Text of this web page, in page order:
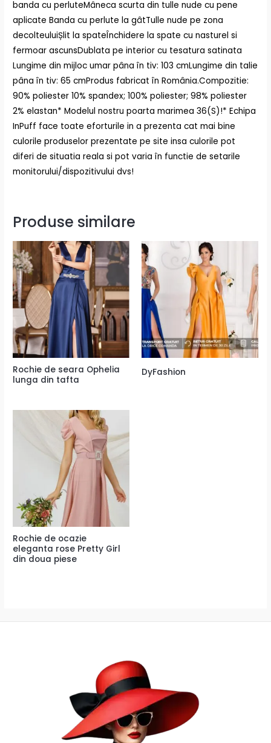
banda cu perluteMâneca scurta din tulle nude cu pene
aplicate Banda cu perlute la gâtTulle nude pe zona
decolteuluiȘlit la spateÎnchidere la spate cu nasturel si
fermoar ascunsDublata pe interior cu tesatura satinata
Lungime din mijloc umar pâna în tiv: 103 cmLungime din talie
pâna în tiv: 65 cmProdus fabricat în România.Compozitie:
90% poliester 10% spandex; 100% poliester; 98% poliester
2% elastan* Modelul nostru poarta marimea 36(S)!* Echipa
InPuff face toate eforturile in a prezenta cat mai bine
culorile produselor prezentate pe site insa culorile pot
diferi de situatia reala si pot varia în functie de setarile
monitorului/dispozitivului dvs!
Produse similare
Rochie de seara Ophelia
lunga din tafta
DyFashion
Rochie de ocazie
eleganta rose Pretty Girl
din doua piese